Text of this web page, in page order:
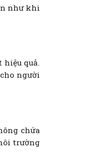
như khi
quả.
người
chứa
trường